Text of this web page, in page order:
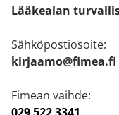
Lääkealan
Sähköpostiosoite:
kirjaamo@fimea.fi
Fimean vaihde: